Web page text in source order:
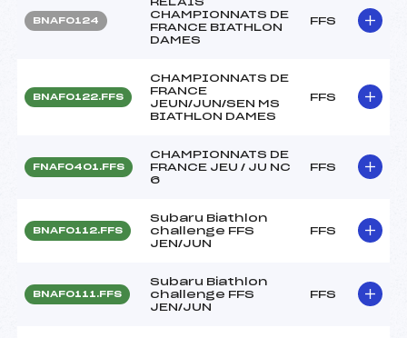
BNAF0124
CHAMPIONNATS DE
FRANCE BIATHLON
DAMES
FFS
BNAF0122.FFS
CHAMPIONNATS DE
FRANCE
JEUN/JUN/SEN MS
BIATHLON DAMES
FFS
FNAF0401.FFS
CHAMPIONNATS DE
FRANCE JEU / JU NC
6
FFS
BNAF0112.FFS
Subaru Biathlon
challenge FFS
JEN/JUN
FFS
BNAF0111.FFS
Subaru Biathlon
challenge FFS
JEN/JUN
FFS